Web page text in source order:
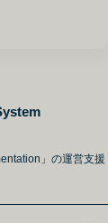
」の運営支援